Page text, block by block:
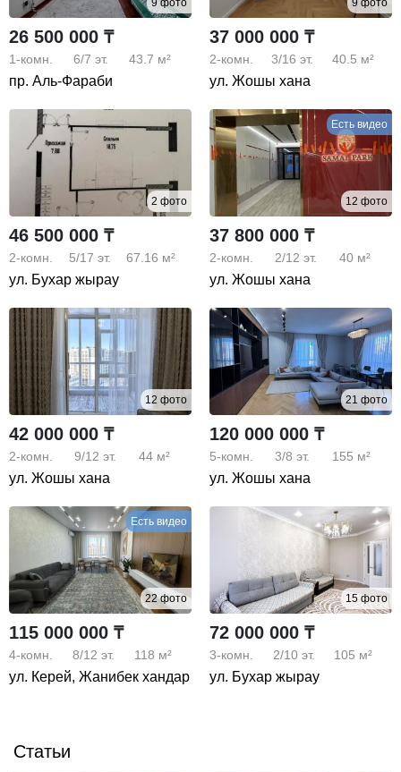
26 500 000 ₸
1-комн. 6/7 эт. 43.7 м²
пр. Аль-Фараби
37 000 000 ₸
2-комн. 3/16 эт. 40.5 м²
ул. Жошы хана
2 фото
46 500 000 ₸
2-комн. 5/17 эт. 67.16 м²
ул. Бухар жырау
12 фото
Есть видео
37 800 000 ₸
2-комн. 2/12 эт. 40 м²
ул. Жошы хана
12 фото
42 000 000 ₸
2-комн. 9/12 эт. 44 м²
ул. Жошы хана
21 фото
120 000 000 ₸
5-комн. 3/8 эт. 155 м²
ул. Жошы хана
22 фото
Есть видео
115 000 000 ₸
4-комн. 8/12 эт. 118 м²
ул. Керей, Жанибек хандар
15 фото
72 000 000 ₸
3-комн. 2/10 эт. 105 м²
ул. Бухар жырау
Статьи